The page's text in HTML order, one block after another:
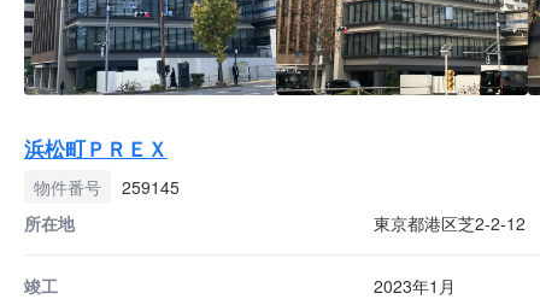
浜松町ＰＲＥＸ
物件番号
259145
所在地
東京都港区芝2-2-12
竣工 2023年1月